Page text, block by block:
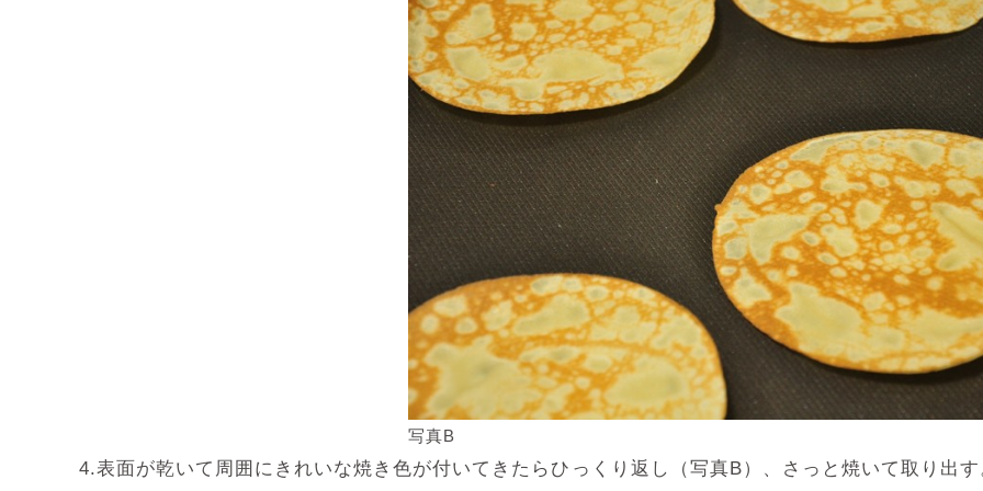
写真B
4.表面が乾いて周囲にきれいな焼き色が付いてきたらひっくり返し（写真B）、さっと焼いて取り出